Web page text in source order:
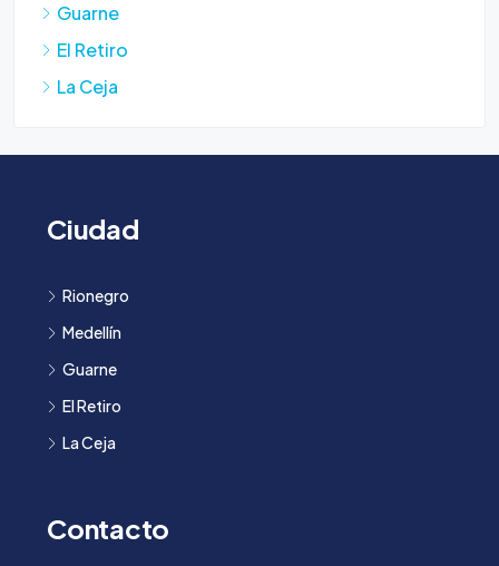
Guarne
El Retiro
La Ceja
Ciudad
Rionegro
Medellín
Guarne
El Retiro
La Ceja
Contacto